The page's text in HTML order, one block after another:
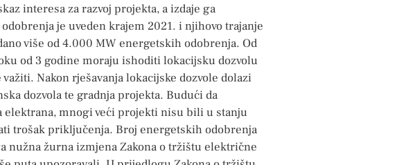
interesa za razvoj projekta, a izdaje ga
je uveden krajem 2021. i njihovo trajanje
više od 4.000 MW energetskih odobrenja. Od
od 3 godine moraju ishoditi lokacijsku dozvolu
Nakon rješavanja lokacijske dozvole dolazi
dozvola te gradnja projekta. Budući da
mnogi veći projekti nisu bili u stanju
trošak priključenja. Broj energetskih odobrenja
nužna žurna izmjena Zakona o tržištu električne